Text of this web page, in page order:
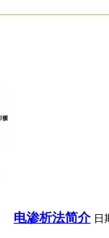
电渗析法简介 日